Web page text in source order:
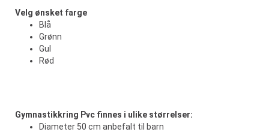
Velg ønsket farge
Blå
Grønn
Gul
Rød
Gymnastikkring Pvc finnes i ulike størrelser:
Diameter 50 cm anbefalt til barn